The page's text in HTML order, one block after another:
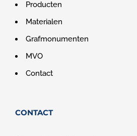
Producten
Materialen
Grafmonumenten
MVO
Contact
CONTACT